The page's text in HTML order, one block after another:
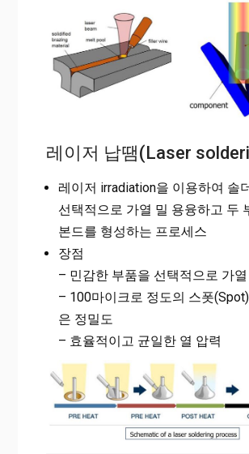
Laser heating with solid components/고체
이저 가열
레이저 납땜(Laser
레이저 irradiation을 이용하여 솔
선택적으로 가열 밀 용융하고 두
본드를 형성하는 프로세스
장점
– 민감한 부품을 선택적으로 가열
– 100마이크로 정도의 스폿
은 정밀도
– 효율적이고 균일한 열 압력